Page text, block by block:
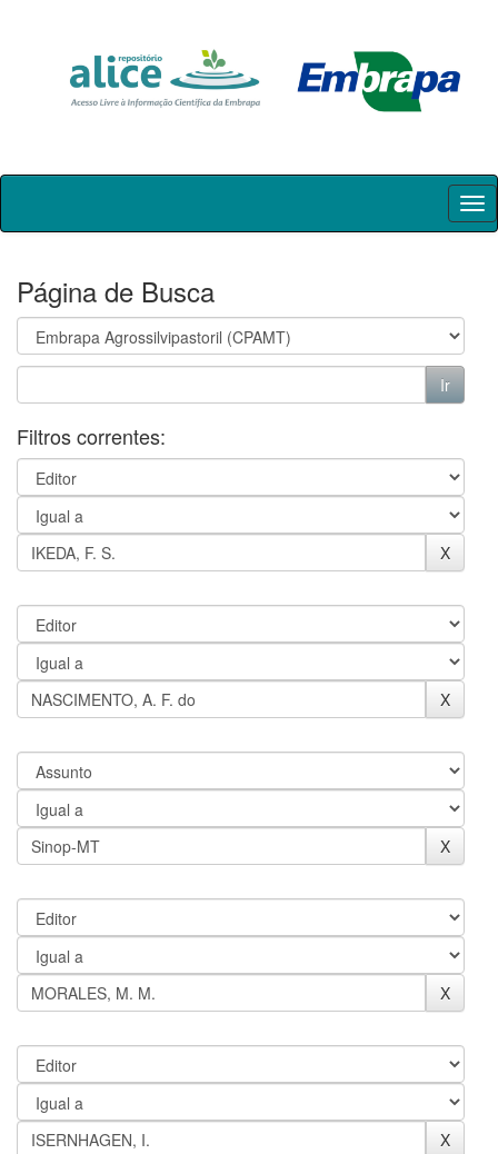
Skip
Página de Busca
Filtros correntes: